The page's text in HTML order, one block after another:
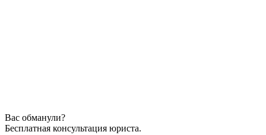
Вас обманули?
Бесплатная консультация юриста.